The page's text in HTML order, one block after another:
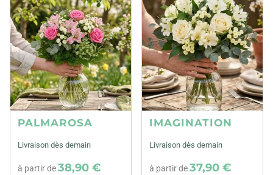
PALMAROSA
Livraison dès demain
à partir de38,90 €
IMAGINATION
Livraison dès demain
à partir de37,90 €